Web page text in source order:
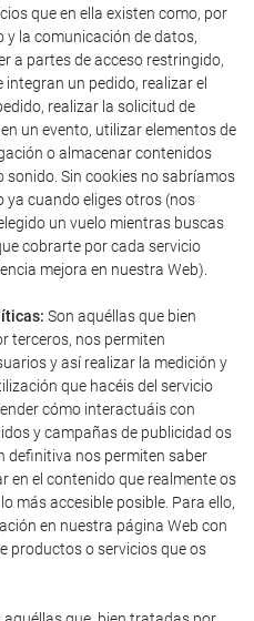
que en ella existen como, por
la comunicación de datos,
a partes de acceso restringido,
un pedido, realizar el
realizar la solicitud de
un evento, utilizar elementos de
o almacenar contenidos
sonido. Sin cookies no sabríamos
ya cuando eliges otros (nos
un vuelo mientras buscas
cobrarte por cada servicio
mejora en nuestra Web).
Son aquéllas que bien
terceros, nos permiten
y así realizar la medición y
que hacéis del servicio
cómo interactuáis con
y campañas de publicidad os
definitiva nos permiten saber
en el contenido que realmente os
más accesible posible. Para ello,
en nuestra página Web con
productos o servicios que os